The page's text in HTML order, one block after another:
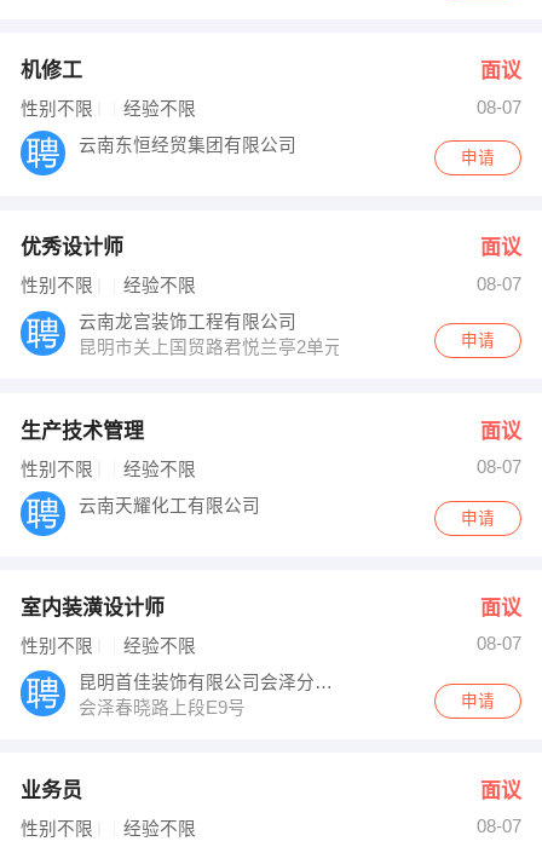
机修工 面议
性别不限 经验不限
08-07
云南东恒经贸集团有限公司
申请
优秀设计师 面议
性别不限 经验不限
08-07
云南龙宫装饰工程有限公司
昆明市关上国贸路君悦兰亭2单元3层6号
申请
生产技术管理 面议
性别不限 经验不限
08-07
云南天耀化工有限公司
申请
室内装潢设计师 面议
性别不限 经验不限
08-07
昆明首佳装饰有限公司会泽分公司
会泽春晓路上段E9号
申请
业务员 面议
性别不限 经验不限
08-07